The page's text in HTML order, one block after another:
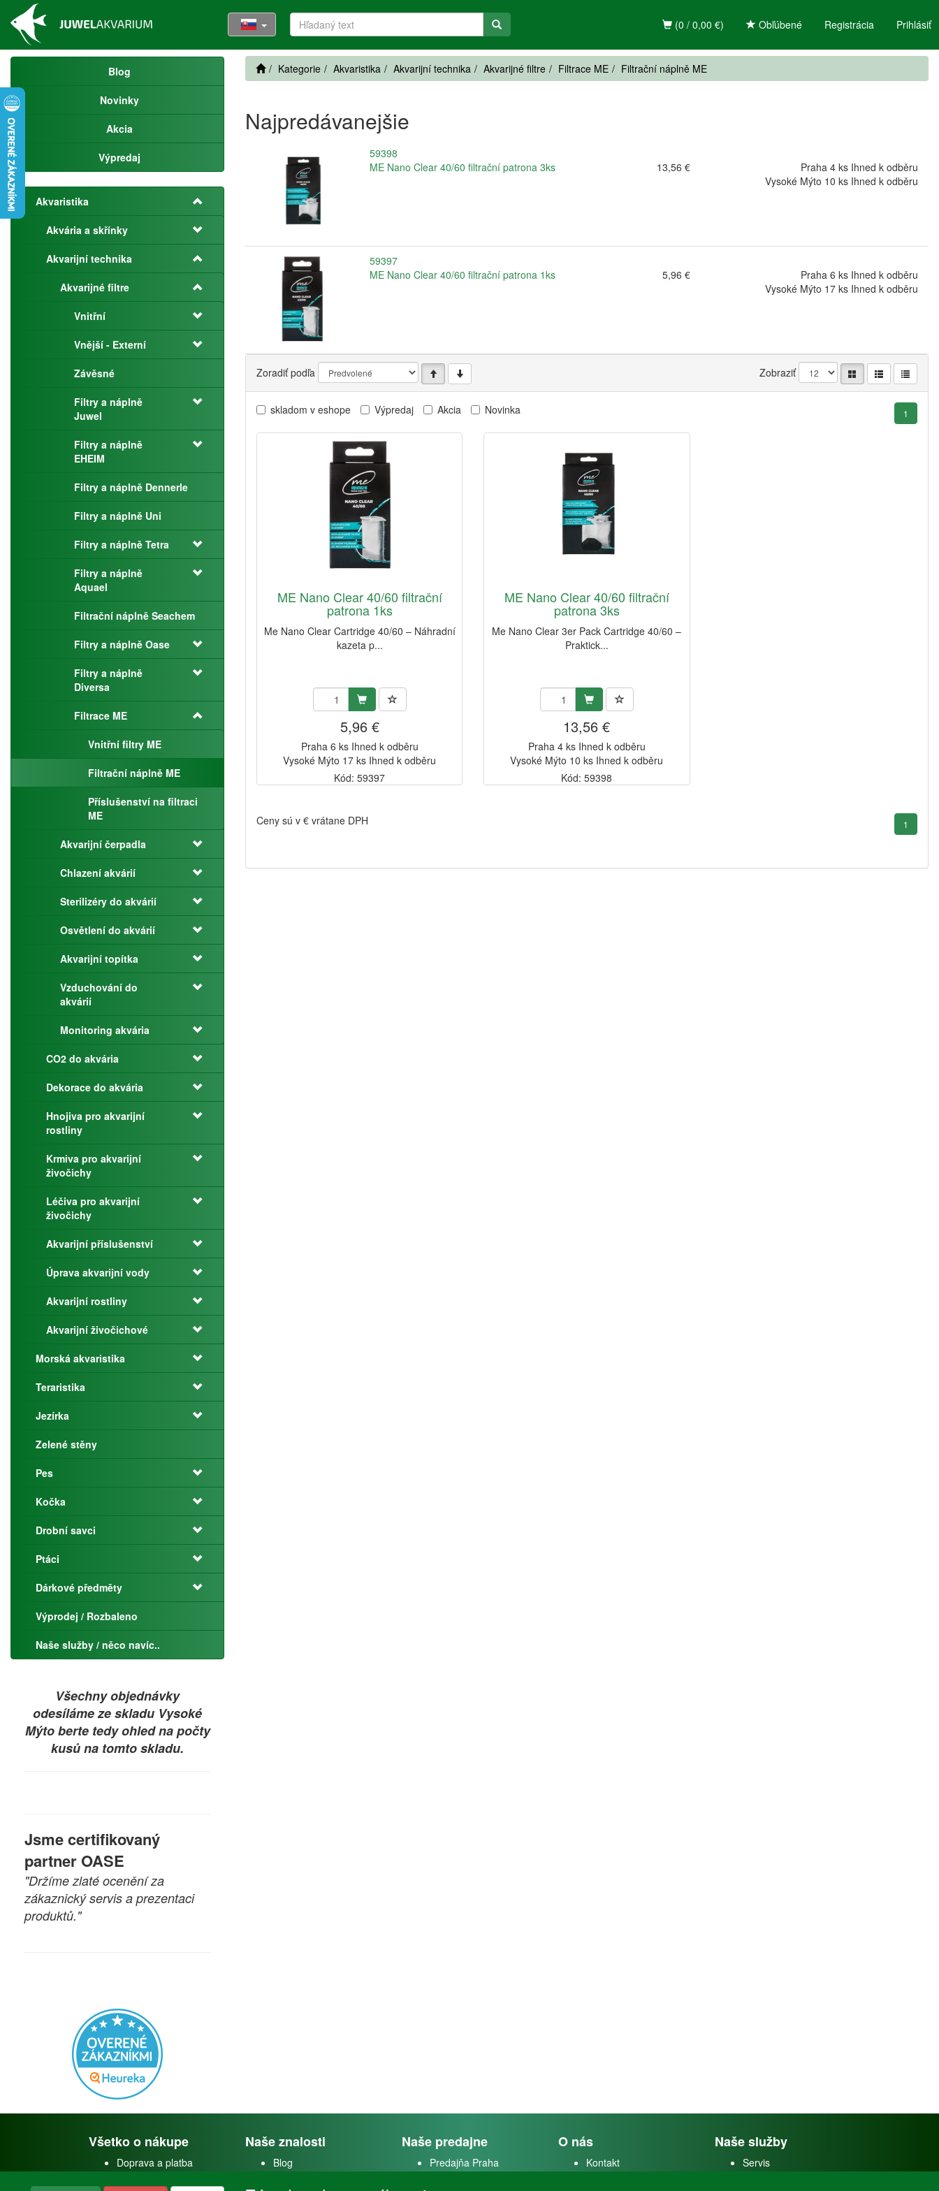
Registrácia Prihlásiť
(0 / 0,00 €) Obľúbené
Blog
Novinky
Akcia
Výpredaj
Akvaristika
Akvária a skřínky
Akvarijní technika
Akvarijné filtre
Vnitřní
Vnější - Externí
Závěsné
Filtry a náplně
Juwel
Filtry a náplně
EHEIM
Filtry a náplně Dennerle
Filtry a náplně Uni
Filtry a náplně Tetra
Filtry a náplně
Aquael
Filtrační náplně Seachem
Filtry a náplně Oase
Filtry a náplně
Diversa
Filtrace ME
Vnitřní filtry ME
Filtrační náplně ME
Příslušenství na filtraci
ME
Akvarijní čerpadla
Chlazení akvárií
Sterilizéry do akvárií
Osvětlení do akvárií
Akvarijní topítka
Vzduchování do
akvárií
Monitoring akvária
CO2 do akvária
Dekorace do akvária
Hnojiva pro akvarijní
rostliny
Krmiva pro akvarijní
živočichy
Léčiva pro akvarijní
živočichy
Akvarijní příslušenství
Úprava akvarijní vody
Akvarijní rostliny
Akvarijní živočichové
Morská akvaristika
Teraristika
Jezírka
Zelené stěny
Pes
Kočka
Drobní savci
Ptáci
Dárkové předměty
Výprodej / Rozbaleno
Naše služby / něco navíc..
Všechny objednávky
odesíláme ze skladu Vysoké
Mýto berte tedy ohled na počty
kusů na tomto skladu.
Jsme certifikovaný
partner OASE
"Držíme zlaté ocenění za
zákaznický servis a prezentaci
produktů."
Kategorie Akvaristika Akvarijní technika Akvarijné filtre Filtrace ME Filtrační náplně ME
Najpredávanejšie
59398
ME Nano Clear 40/60 filtrační patrona 3ks
13,56 €
Praha 4 ks Ihned k odběru
Vysoké Mýto 10 ks Ihned k odběru
59397
ME Nano Clear 40/60 filtrační patrona 1ks
5,96 €
Praha 6 ks Ihned k odběru
Vysoké Mýto 17 ks Ihned k odběru
Zoradiť podľa Zobraziť
skladom v eshope Výpredaj Akcia Novinka 1
ME Nano Clear 40/60 filtrační
patrona 1ks
Me Nano Clear Cartridge 40/60 – Náhradní
kazeta p...
5,96 €
Praha 6 ks Ihned k odběru
Vysoké Mýto 17 ks Ihned k odběru
Kód: 59397
ME Nano Clear 40/60 filtrační
patrona 3ks
Me Nano Clear 3er Pack Cartridge 40/60 –
Praktick...
13,56 €
Praha 4 ks Ihned k odběru
Vysoké Mýto 10 ks Ihned k odběru
Kód: 59398
Ceny sú v € vrátane DPH 1
Všetko o nákupe
Doprava a platba
Naše znalosti
Blog
Naše predajne
Predajňa Praha
O nás
Kontakt
Naše služby
Servis